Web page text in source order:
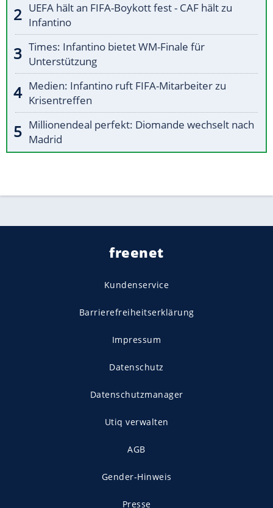
UEFA hält an FIFA-Boykott fest - CAF hält zu
Infantino
Times: Infantino bietet WM-Finale für
Unterstützung
Medien: Infantino ruft FIFA-Mitarbeiter zu
Krisentreffen
Millionendeal perfekt: Diomande wechselt nach
Madrid
freenet
Kundenservice
Barrierefreiheitserklärung
Impressum
Datenschutz
Datenschutzmanager
Utiq verwalten
AGB
Gender-Hinweis
Presse